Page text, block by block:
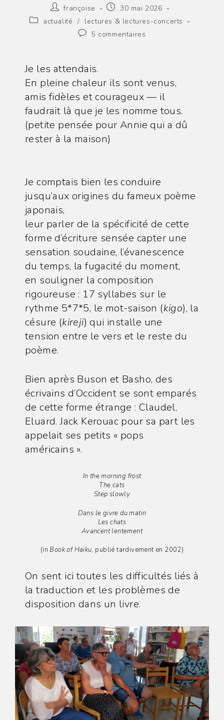
Auteur/autrice
la
publication :
françoise
Publication
publiée :
30 mai 2026
Postactualité / lectures & lectures-concerts
Commentaires
5 commentaires
Je les attendais.
En pleine chaleur ils sont venus,
amis fidèles et courageux — il
faudrait là que je les nomme tous.
(petite pensée pour Annie qui a dû
rester à la maison)
Je comptais bien les conduire
jusqu’aux origines du fameux poème
japonais,
leur parler de la spécificité de cette
forme d’écriture sensée capter une
sensation soudaine, l’évanescence
du temps, la fugacité du moment,
en souligner la composition
rigoureuse : 17 syllabes sur le
rythme 5*7*5, le mot-saison (kigo), la
césure (kireji) qui installe une
tension entre le vers et le reste du
poème.
Bien après Buson et Basho, des
écrivains d’Occident se sont emparés
de cette forme étrange : Claudel,
Eluard. Jack Kerouac pour sa part les
appelait ses petits « pops
américains ».
In the morning frost
The cats
Step slowly
Dans le givre du matin
Les chats
Avancent lentement
(inBook of Haïku, publié tardivement en 2002)
On sent ici toutes les difficultés liés à
la traduction et les problèmes de
disposition dans un livre.